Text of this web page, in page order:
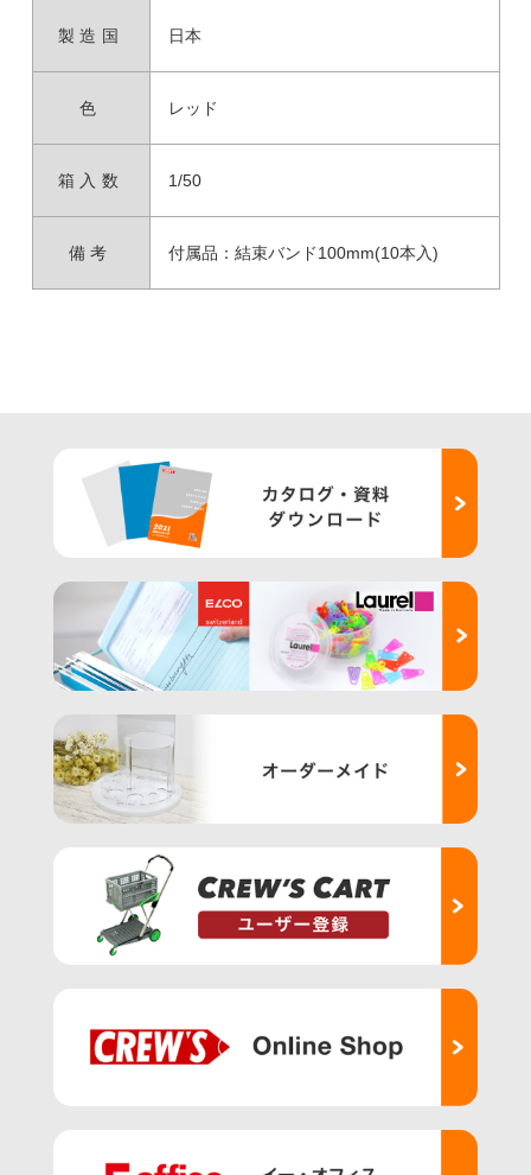
製造国 日本
色 レッド
箱入数 1/50
備考 付属品：結束バンド100mm(10本入)